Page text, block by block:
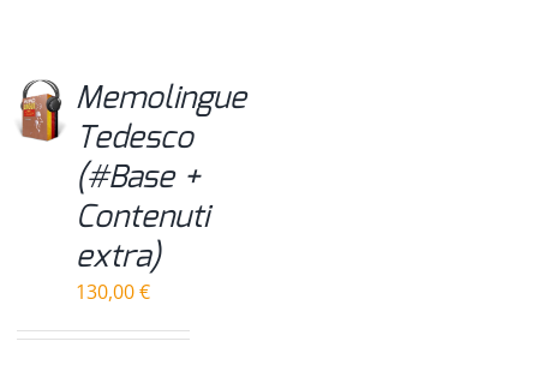
Memolingue
Tedesco
(#Base +
Contenuti
extra)
130,00€